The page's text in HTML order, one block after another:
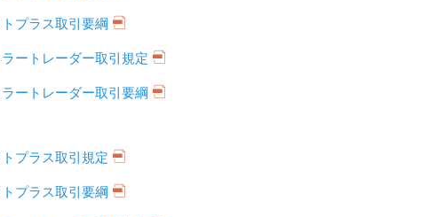
プラス取引要綱
ートレーダー取引規定
ートレーダー取引要綱
プラス取引規定
プラス取引要綱